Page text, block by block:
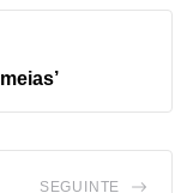
SEGUINTE